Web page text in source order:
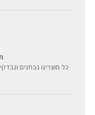
כל מוצרינו נבחנים